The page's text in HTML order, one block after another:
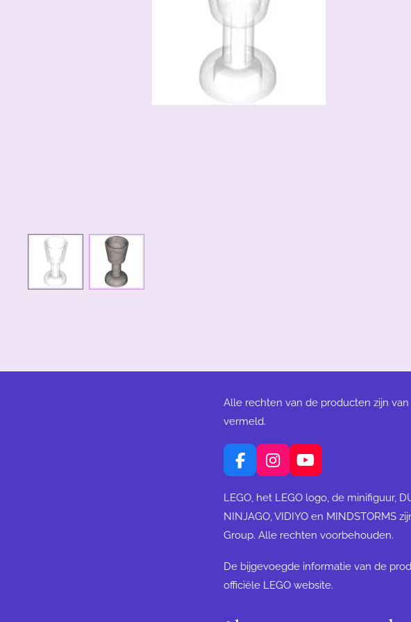
Alle rechten van de producten zijn
vermeld.
F
a
c
e
b
o
k
I
n
s
t
a
g
a
m
Y
o
u
T
u
b
LEGO, het LEGO logo, de minifiguur,
NINJAGO, VIDIYO en MINDSTORMS
Group. Alle rechten voorbehouden.
De bijgevoegde informatie van de
officiële LEGO website.